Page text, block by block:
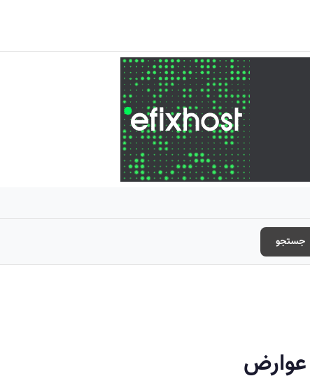
جستجو
عوارض